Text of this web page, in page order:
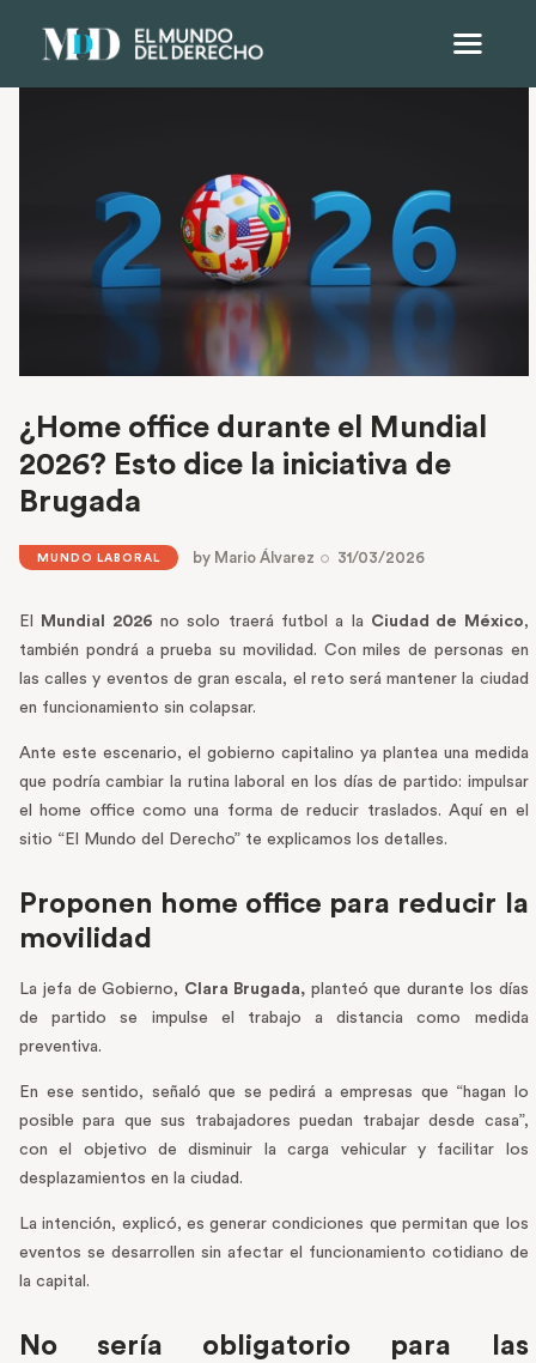
¿Home office durante el Mundial
2026? Esto dice la iniciativa de
Brugada
MUNDO LABORAL by Mario Álvarez 31/03/2026
El Mundial 2026 no solo traerá futbol a la Ciudad de México,
también pondrá a prueba su movilidad. Con miles de personas en
las calles y eventos de gran escala, el reto será mantener la ciudad
en funcionamiento sin colapsar.
Ante este escenario, el gobierno capitalino ya plantea una medida
que podría cambiar la rutina laboral en los días de partido: impulsar
el home office como una forma de reducir traslados. Aquí en el
sitio “El Mundo del Derecho” te explicamos los detalles.
Proponen home office para reducir la
movilidad
La jefa de Gobierno, Clara Brugada,planteó que durante los días
de partido se impulse el trabajo a distancia como medida
preventiva.
En ese sentido, señaló que se pedirá a empresas que “hagan lo
posible para que sus trabajadores puedan trabajar desde casa”,
con el objetivo de disminuir la carga vehicular y facilitar los
desplazamientos en la ciudad.
La intención, explicó, es generar condiciones que permitan que los
eventos se desarrollen sin afectar el funcionamiento cotidiano de
la capital.
No sería obligatorio para las